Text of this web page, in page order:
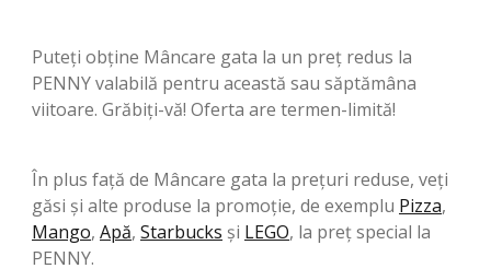
Puteți obține Mâncare gata la un preț redus la
PENNY valabilă pentru această sau săptămâna
viitoare. Grăbiți-vă! Oferta are termen-limită!
În plus față de Mâncare gata la prețuri reduse, veți
găsi și alte produse la promoție, de exemplu Pizza,
Mango, Apă, Starbucks şi LEGO, la preț special la
PENNY.